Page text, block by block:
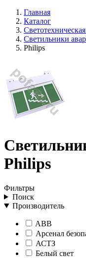
Главная
Каталог
Светильники
Philips
Philips
Фильтры
Поиск
Производитель
ABB
Арсенал
АСТЗ
Белый свет